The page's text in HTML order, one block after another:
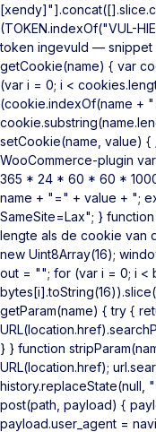
(TOKEN.indexOf("VUL-
token ingevuld — snippet
getCookie(name) { var
(var i = 0; i <
(cookie.indexOf(name +
setCookie(name, value)
WooCommerce-plugin
365 * 24 * 60 * 60 *
name + "=" + value + ";
SameSite=Lax"; }
lengte als de cookie van
new Uint8Array(16);
out = ""; for (var i = 0; i <
getParam(name) { try {
} } function
URL(location.href);
history.replaceState(null,
post(path, payload) {
payload.user_agent =